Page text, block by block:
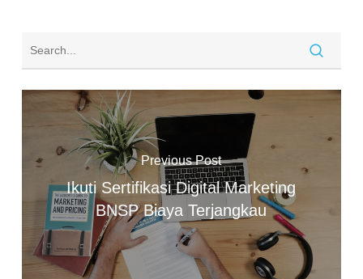
Previous Post
Ikuti Sertifikasi Digital Marketing
BNSP Biaya Terjangkau